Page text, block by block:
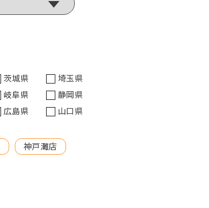
茨城県
埼玉県
岐阜県
静岡県
広島県
山口県
神戸灘店